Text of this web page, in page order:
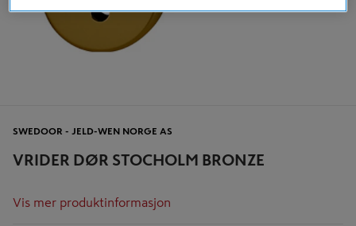
VRIDER DØR STOCHOLM BRONZE
SWEDOOR - JELD-WEN NORGE AS
Vis mer produktinformasjon